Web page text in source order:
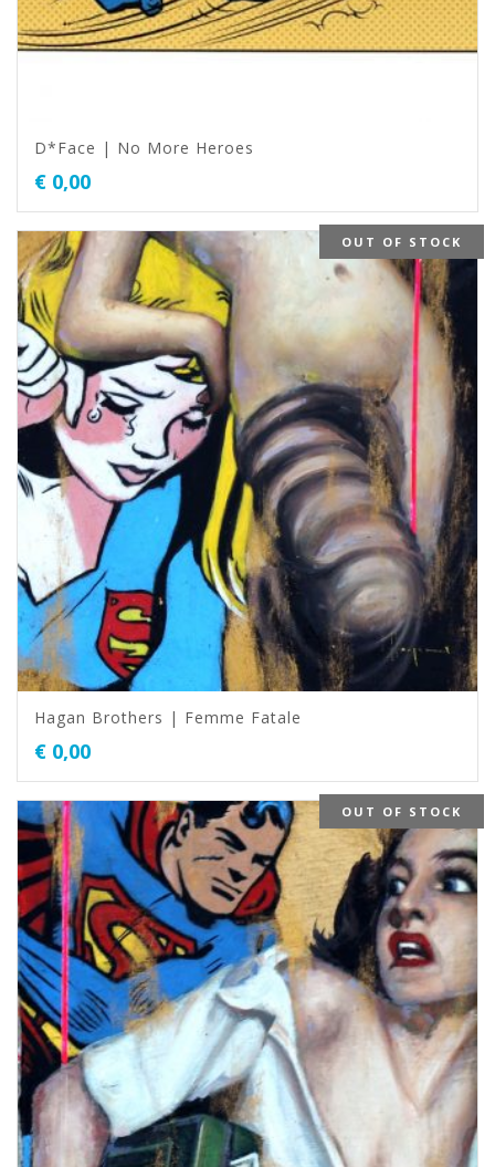
D*Face | No More Heroes
€ 0,00
OUT OF STOCK
Hagan Brothers | Femme Fatale
€ 0,00
OUT OF STOCK